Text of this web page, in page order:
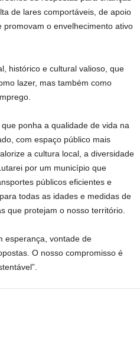
de lares comportáveis, de apoio
o envelhecimento ativo
histórico e cultural valioso, que
lazer, mas também como
ponha a qualidade de vida na
com espaço público mais
a cultura local, a diversidade
por um município que
públicos eficientes e
todas as idades e medidas de
que protejam o nosso território.
esperança, vontade de
O nosso compromisso é